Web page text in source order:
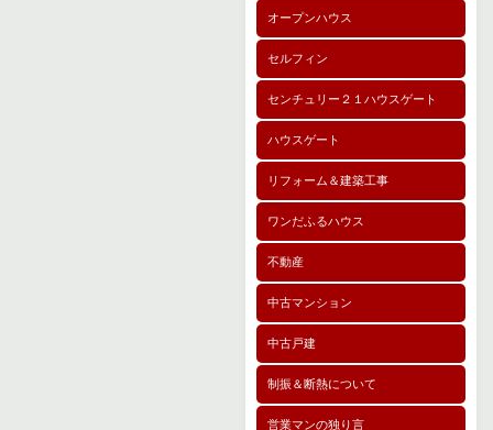
オープンハウス
セルフィン
センチュリー２１ハウスゲート
ハウスゲート
リフォーム＆建築工事
ワンだふるハウス
不動産
中古マンション
中古戸建
制振＆断熱について
営業マンの独り言